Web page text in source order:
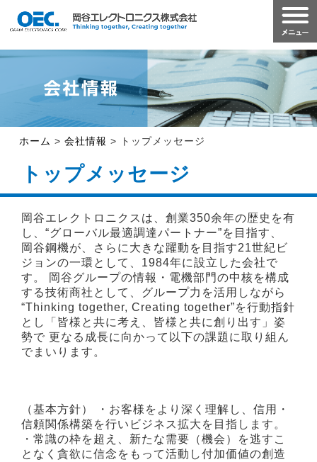
ホーム >会社情報 > トップメッセージ
トップメッセージ
岡谷エレクトロニクスは、創業350余年の歴史を有
し、“グローバル最適調達パートナー”を目指す、
岡谷鋼機が、さらに大きな躍動を目指す21世紀ビ
ジョンの一環として、1984年に設立した会社で
す。
岡谷グループの情報・電機部門の中核を構成
する技術商社として、グループ力を活用しながら
“Thinking together, Creating together”を行動指針
とし「皆様と共に考え、皆様と共に創り出す」姿
勢で 更なる成長に向かって以下の課題に取り組ん
でまいります。
（基本方針）
・お客様をより深く理解し、信用・
信頼関係構築を行いビジネス拡大を目指します。
・常識の枠を超え、新たな需要（機会）を逃すこ
となく貪欲に信念をもって活動し付加価値の創造